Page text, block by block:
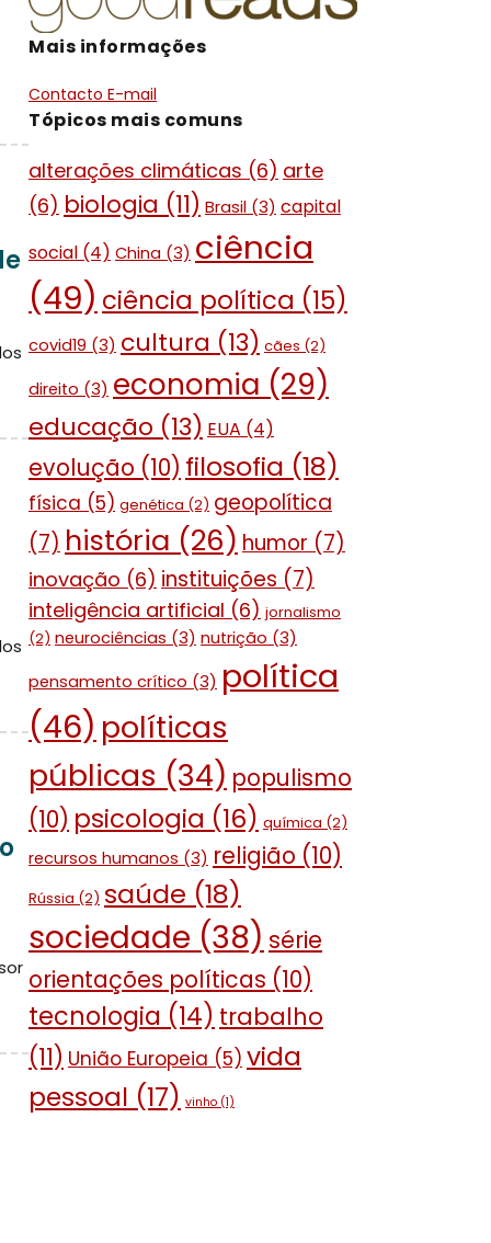
Mais informações
Contacto E-mail
Tópicos mais comuns
alterações climáticas (6) arte
(6) biologia (11) Brasil (3) capital
social (4) China (3) ciência
(49) ciência política (15)
covid19 (3) cultura (13) cães (2)
direito (3) economia (29)
educação (13) EUA (4)
evolução (10) filosofia (18)
física (5) genética (2) geopolítica
(7) história (26) humor (7)
inovação (6) instituições (7)
inteligência artificial (6) jornalismo
(2) neurociências (3) nutrição (3)
pensamento crítico (3) política
(46) políticas
públicas (34) populismo
(10) psicologia (16) química (2)
recursos humanos (3) religião (10)
Rússia (2) saúde (18)
sociedade (38) série
orientações políticas (10)
tecnologia (14) trabalho
(11) União Europeia (5) vida
pessoal (17) vinho (1)